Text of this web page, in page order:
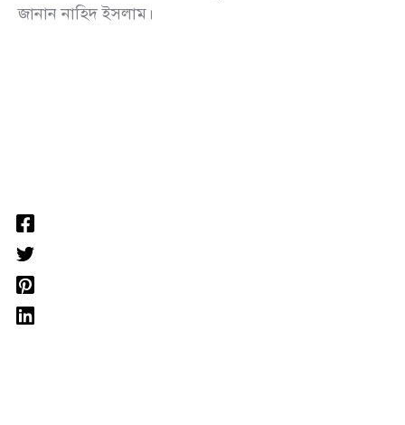
জানান নাহিদ ইসলাম।